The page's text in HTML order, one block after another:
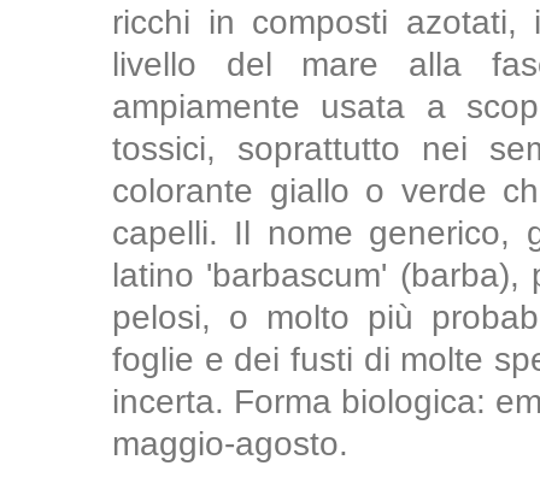
ricchi in composti
livello del mare alla
ampiamente usata a
tossici, soprattutto nei
colorante giallo o verde
capelli. Il nome generico,
latino 'barbascum' (barba),
pelosi, o molto più
foglie e dei fusti di molte
incerta. Forma biologica:
maggio-agosto.